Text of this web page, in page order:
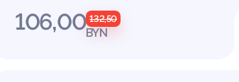
106,00 132,50
BYN